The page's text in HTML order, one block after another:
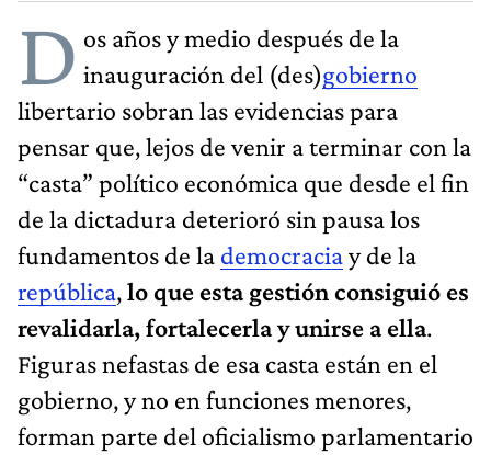
D os años y medio después de la
inauguración del (des)gobierno
libertario sobran las evidencias para
pensar que, lejos de venir a terminar con la
“casta” político económica que desde el fin
de la dictadura deterioró sin pausa los
fundamentos de la democraciay de la
república,lo que esta gestión consiguió es
revalidarla, fortalecerla y unirse a ella.
Figuras nefastas de esa casta están en el
gobierno, y no en funciones menores,
forman parte del oficialismo parlamentario